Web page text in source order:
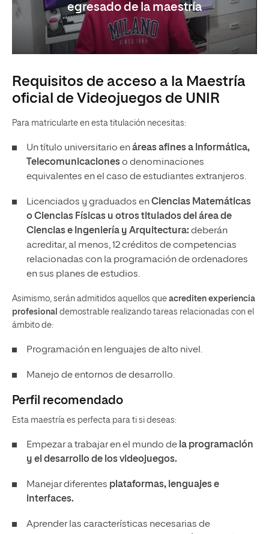
egresado de la maestría
Requisitos de acceso a la Maestría
oficial de Videojuegos de UNIR
Para matricularte en esta titulación necesitas:
Un título universitario enáreas afines a Informática,
Telecomunicacioneso denominaciones
equivalentes en el caso de estudiantes extranjeros.
Licenciados y graduados enCiencias Matemáticas
o Ciencias Físicas u otros titulados del área de
Ciencias e Ingeniería y Arquitectura: deberán
acreditar, al menos, 12 créditos de competencias
relacionadas con la programación de ordenadores
en sus planes de estudios.
Asimismo, serán admitidos aquellos que acrediten experiencia
profesional demostrable realizando tareas relacionadas con el
ámbito de:
Programación en lenguajes de alto nivel.
Manejo de entornos de desarrollo.
Perfil recomendado
Esta maestría es perfecta para ti si deseas:
Empezar a trabajar en el mundo de la programación
y el desarrollo de los videojuegos.
Manejar diferentes plataformas, lenguajes e
interfaces.
Aprender las características necesarias de